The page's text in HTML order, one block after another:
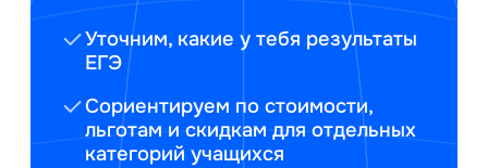
Уточним, какие у тебя результаты
ЕГЭ
Сориентируем по стоимости,
льготам и скидкам для отдельных
категорий учащихся